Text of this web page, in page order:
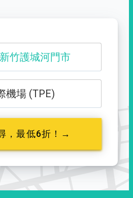
竹護城河門市
登山口
機場 (TPE)
，最低6折！→